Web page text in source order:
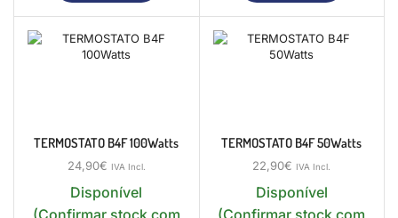
TERMOSTATO B4F 100Watts
24,90€ IVA Incl.
Disponível
TERMOSTATO B4F 50Watts
22,90€ IVA Incl.
Disponível